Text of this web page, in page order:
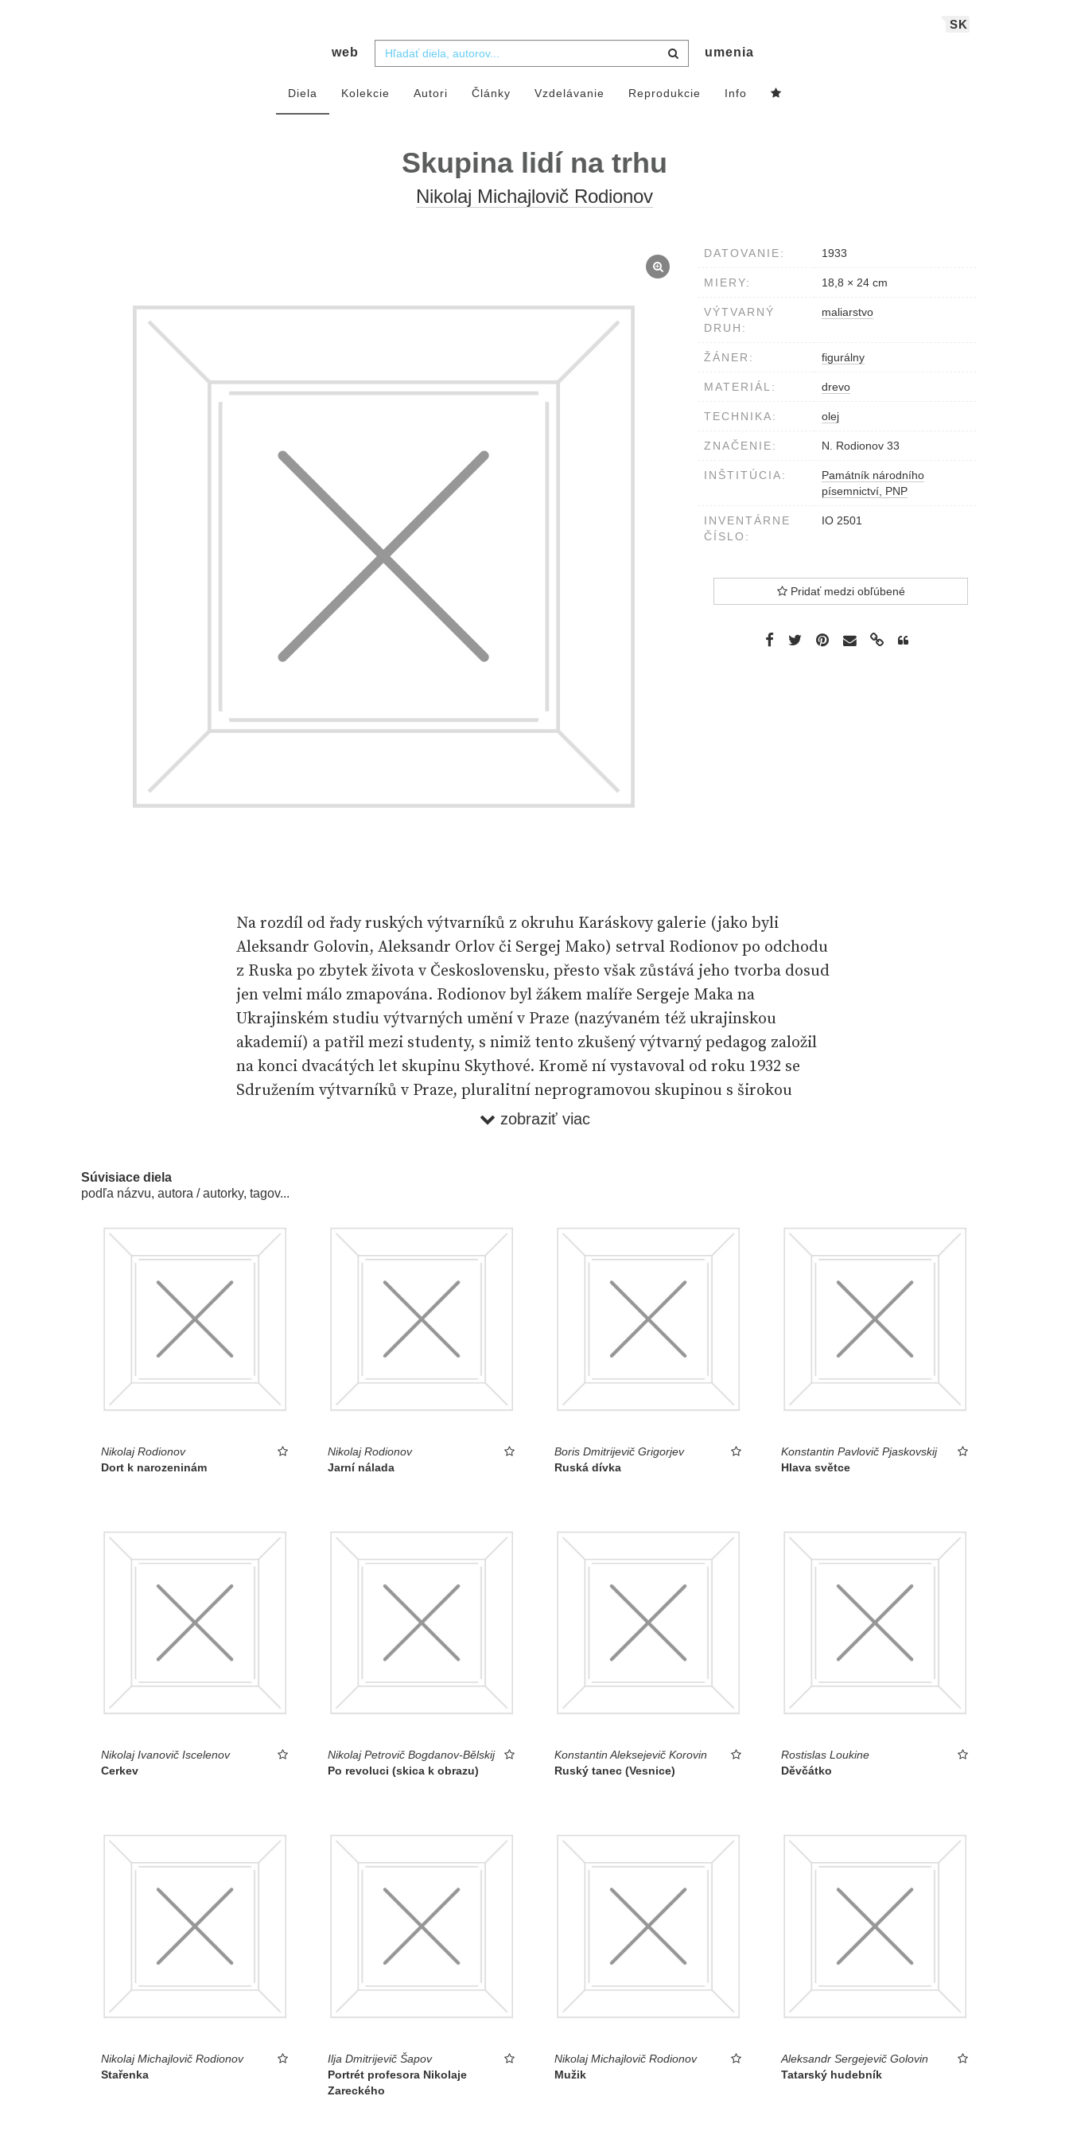
SK
web umenia
Diela Kolekcie Autori Články Vzdelávanie Reprodukcie Info
Skupina lidí na trhu
Nikolaj Michajlovič Rodionov
DATOVANIE: 1933
MIERY: 18,8 × 24 cm
VÝTVARNÝ
DRUH:
maliarstvo
ŽÁNER: figurálny
MATERIÁL: drevo
TECHNIKA: olej
ZNAČENIE: N. Rodionov 33
INŠTITÚCIA:
Památník národního
písemnictví, PNP
INVENTÁRNE
ČÍSLO:
IO 2501
Pridať medzi obľúbené
Na rozdíl od řady ruských výtvarníků z okruhu Karáskovy galerie (jako byli
Aleksandr Golovin, Aleksandr Orlov či Sergej Mako) setrval Rodionov po odchodu
z Ruska po zbytek života v Československu, přesto však zůstává jeho tvorba dosud
jen velmi málo zmapována. Rodionov byl žákem malíře Sergeje Maka na
Ukrajinském studiu výtvarných umění v Praze (nazývaném též ukrajinskou
akademií) a patřil mezi studenty, s nimiž tento zkušený výtvarný pedagog založil
na konci dvacátých let skupinu Skythové. Kromě ní vystavoval od roku 1932 se
Sdružením výtvarníků v Praze, pluralitní neprogramovou skupinou s širokou
členskou základnou, již tvořila i řada umělců ruské emigrace. Výraznou část jeho
se prosadil také jako ilustrátor povídek ruských autorů v německojazyčných
zobraziť viac
Súvisiace diela
podľa názvu, autora / autorky, tagov...
Nikolaj Rodionov
Dort k narozeninám
Nikolaj Rodionov
Jarní nálada
Boris Dmitrijevič Grigorjev
Ruská dívka
Konstantin Pavlovič Pjaskovskij
Hlava světce
Nikolaj Ivanovič Iscelenov
Cerkev
Nikolaj Petrovič Bogdanov-Bělskij
Po revoluci (skica k obrazu)
Konstantin Aleksejevič Korovin
Ruský tanec (Vesnice)
Rostislas Loukine
Děvčátko
Nikolaj Michajlovič Rodionov
Stařenka
Ilja Dmitrijevič Šapov
Portrét profesora Nikolaje
Zareckého
Nikolaj Michajlovič Rodionov
Mužik
Aleksandr Sergejevič Golovin
Tatarský hudebník